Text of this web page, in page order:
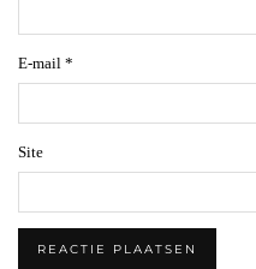
E-mail *
Site